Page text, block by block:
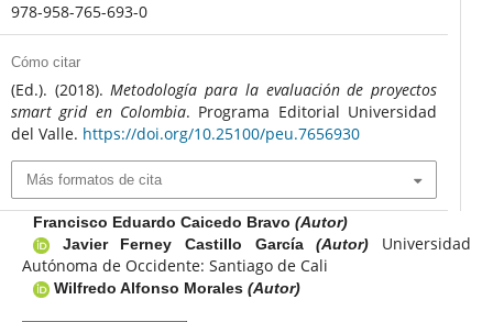
978-958-765-693-0
Cómo citar
(Ed.). (2018).Metodología para la evaluación de proyectos
smart grid en Colombia. Programa Editorial Universidad
del Valle. https://doi.org/10.25100/peu.7656930
Más formatos de cita
Francisco Eduardo Caicedo Bravo (Autor)
Javier Ferney Castillo García(Autor)
Universidad
Autónoma de Occidente: Santiago de Cali
Wilfredo Alfonso Morales (Autor)